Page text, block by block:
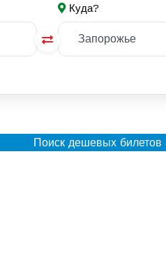
Куда?
Поиск дешевых билетов